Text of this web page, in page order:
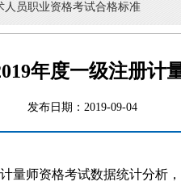
人员职业资格考试合格标准
年度一级注册计
发布日期：2019-09-
量师资格考试数据统计分析